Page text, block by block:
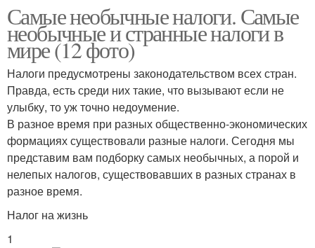
Самые необычные налоги. Самые
необычные и странные налоги в
мире (12 фото)
Налоги предусмотрены законодательством всех стран.
Правда, есть среди них такие, что вызывают если не
улыбку, то уж точно недоумение.
В разное время при разных общественно-экономических
формациях существовали разные налоги. Сегодня мы
представим вам подборку самых необычных, а порой и
нелепых налогов, существовавших в разных странах в
разное время.
Налог на жизнь
1